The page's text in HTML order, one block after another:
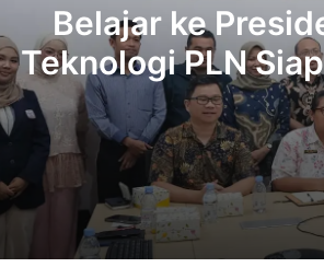
Belajar ke
Teknologi PLN
hingga
3 weeks ago